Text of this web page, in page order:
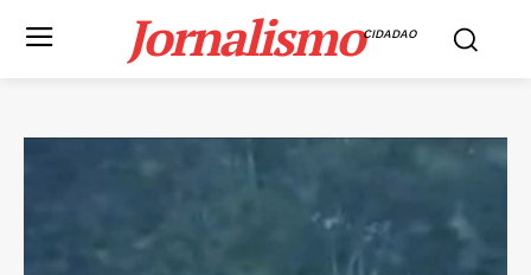
JornalismoCIDADAO